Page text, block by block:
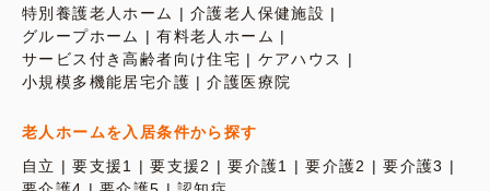
特別養護老人ホーム
介護老人保健施設
グループホーム
有料老人ホーム
サービス付き高齢者向け住宅
ケアハウス
小規模多機能居宅介護
介護医療院
老人ホームを入居条件から探す
自立
要支援1 要支援2 要介護1 要介護2
要介護3